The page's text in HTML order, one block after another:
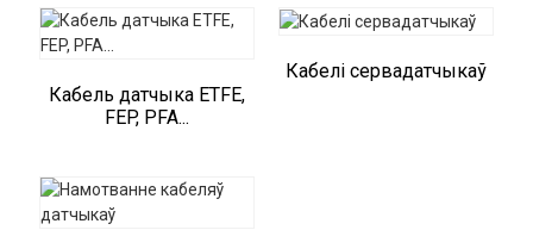
Кабель датчыка ETFE,
FEP, PFA...
Кабелі сервадатчыкаў